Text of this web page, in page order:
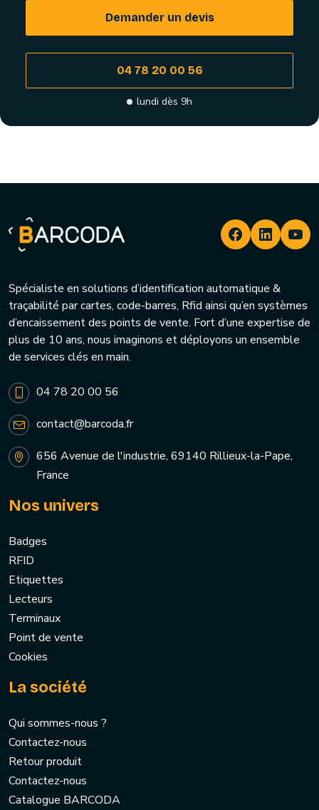
Demander un devis
04 78 20 00 56
lundi dès 9h
Spécialiste en solutions d’identification automatique &
traçabilité par cartes, code-barres, Rfid ainsi qu’en systèmes
d’encaissement des points de vente. Fort d’une expertise de
plus de 10 ans, nous imaginons et déployons un ensemble
de services clés en main.
04 78 20 00 56
contact@barcoda.fr
656 Avenue de l'industrie, 69140 Rillieux-la-Pape,
France
Nos univers
Badges
RFID
Etiquettes
Lecteurs
Terminaux
Point de vente
Cookies
La société
Qui sommes-nous ?
Contactez-nous
Retour produit
Contactez-nous
Catalogue BARCODA